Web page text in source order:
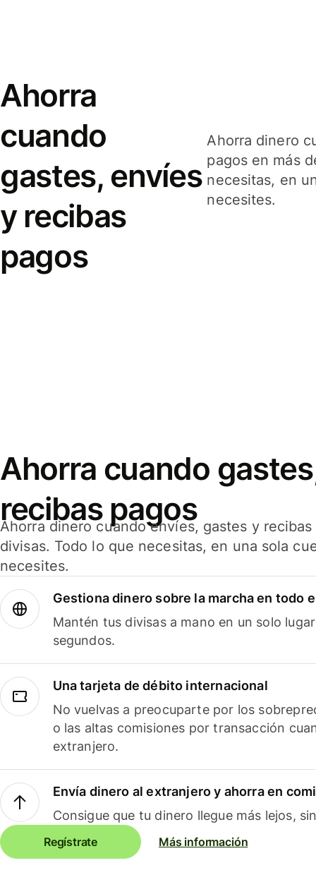
Ahorra
cuando
gastes, envíes
y recibas
pagos
Ahorra dinero
pagos en más
necesitas, en
necesites.
Ahorra cuando
recibas pagos
Ahorra dinero cuando envíes, gastes y
divisas. Todo lo que necesitas, en una sola
necesites.
Gestiona dinero sobre la marcha en todo
Mantén tus divisas a mano en un solo
segundos.
Una tarjeta de débito internacional
No vuelvas a preocuparte por los
o las altas comisiones por transacción
extranjero.
Envía dinero al extranjero y ahorra en
Consigue que tu dinero llegue más lejos,
Regístrate Más información